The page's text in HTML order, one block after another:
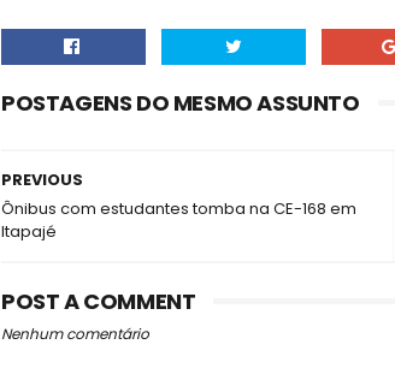
POSTAGENS DO MESMO ASSUNTO
PREVIOUS
Ônibus com estudantes tomba na CE-168 em
Itapajé
POST A COMMENT
Nenhum comentário